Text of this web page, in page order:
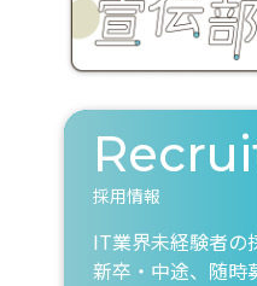
採用情報
IT業界未経験者の
新卒・中途、随時